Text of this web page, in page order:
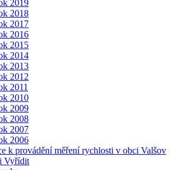
2019
2018
2017
2016
2015
2014
2013
2012
2011
2010
2009
2008
2007
2006
k provádění měření rychlosti v obci Valšov
Vyřídit